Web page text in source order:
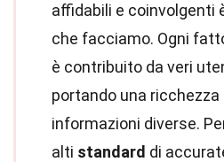
affidabili e coinvolgenti
che facciamo. Ogni
è contribuito da veri
portando una ricchezza
informazioni diverse.
alti standard di